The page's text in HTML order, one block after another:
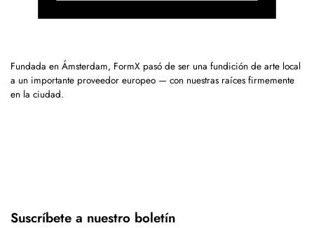
Fundada en Ámsterdam, FormX pasó de ser una fundición de arte local
a un importante proveedor europeo — con nuestras raíces firmemente
en la ciudad.
Suscríbete a nuestro boletín